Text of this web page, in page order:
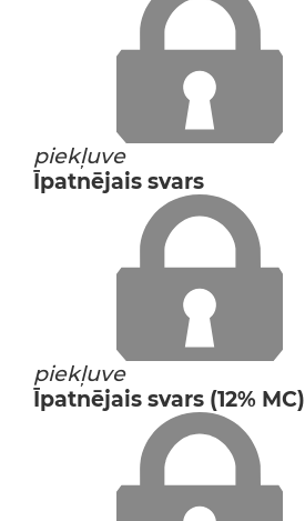
piekļuve
Īpatnējais svars
piekļuve
Īpatnējais svars (12% MC)